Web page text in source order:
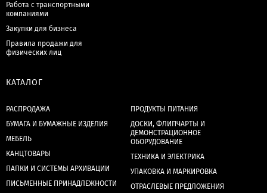
Работа с транспортными
компаниями
Закупки для бизнеса
Правила продажи для
физических лиц
КАТАЛОГ
РАСПРОДАЖА
БУМАГА И БУМАЖНЫЕ ИЗДЕЛИЯ
МЕБЕЛЬ
КАНЦТОВАРЫ
ПАПКИ И СИСТЕМЫ АРХИВАЦИИ
ПИСЬМЕННЫЕ ПРИНАДЛЕЖНОСТИ
ПРОДУКТЫ ПИТАНИЯ
ДОСКИ, ФЛИПЧАРТЫ И
ДЕМОНСТРАЦИОННОЕ
ОБОРУДОВАНИЕ
ТЕХНИКА И ЭЛЕКТРИКА
УПАКОВКА И МАРКИРОВКА
ОТРАСЛЕВЫЕ ПРЕДЛОЖЕНИЯ